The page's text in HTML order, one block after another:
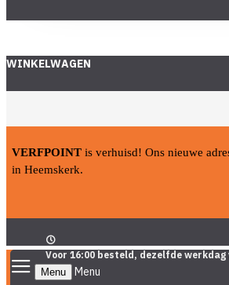
WINKELWAGEN
VERFPOINT is verhuisd! Ons nieuwe
in Heemskerk.
Voor 16:00 besteld, dezelfde
Menu